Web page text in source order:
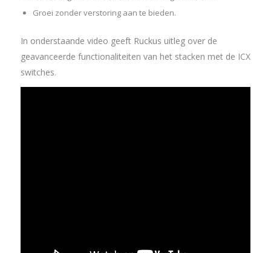
Groei zonder verstoring aan te bieden.
In onderstaande video geeft Ruckus uitleg over de
geavanceerde functionaliteiten van het stacken met de ICX
switches.